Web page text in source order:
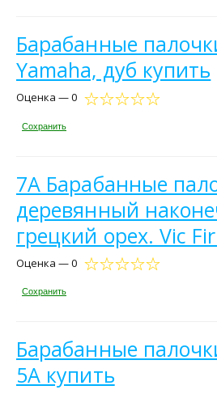
Барабанные
Yamaha, дуб купить
Оценка — 0
Сохранить
7A Барабанные
деревянный
грецкий орех. Vic
Оценка — 0
Сохранить
Барабанные
5A купить